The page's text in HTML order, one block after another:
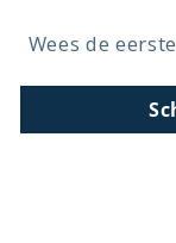
Wees de